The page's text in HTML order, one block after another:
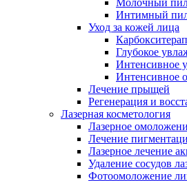
Молочный
Интимный
Уход за кожей лица
Глубокое
Интенсивное
Интенсивное
Лечение прыщей
Регенерация и
Лазерная косметология
Лазерное
Лечение
Лазерное лечение
Удаление сосудов
Фотоомоложение